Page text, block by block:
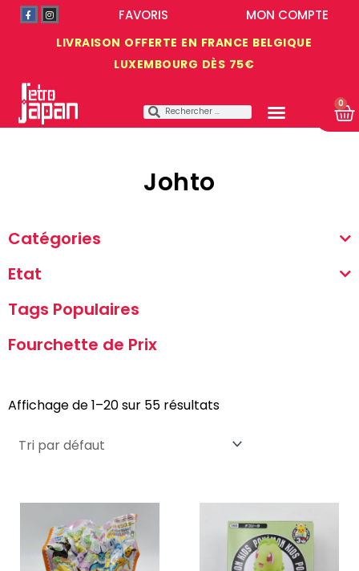
LIVRAISON OFFERTE EN FRANCE BELGIQUE
LUXEMBOURG DÈS 75€
MON COMPTE
FAVORIS
0
Johto
Catégories
Etat
Tags Populaires
Fourchette de Prix
Affichage de 1–20 sur 55 résultats